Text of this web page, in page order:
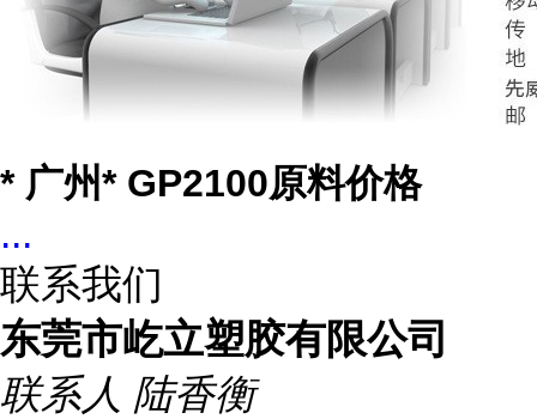
* 广州* GP2100原料价格
...
联系我们
东莞市屹立塑胶有限公司
联系人 陆香衡